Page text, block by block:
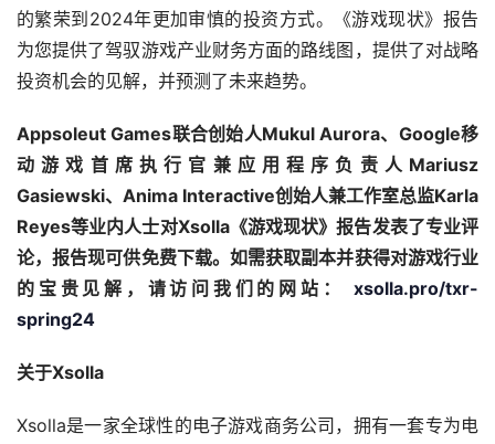
的繁荣到2024年更加审慎的投资方式。《游戏现状》报告
为您提供了驾驭游戏产业财务方面的路线图，提供了对战略
投资机会的见解，并预测了未来趋势。
Appsoleut Games联合创始人Mukul Aurora、Google移
动游戏首席执行官兼应用程序负责人Mariusz
Gasiewski、Anima Interactive创始人兼工作室总监Karla
Reyes等业内人士对Xsolla《游戏现状》报告发表了专业评
论，报告现可供免费下载。如需获取副本并获得对游戏行业
的宝贵见解，请访问我们的网站：
xsolla.pro/txr-
spring24
关于Xsolla
Xsolla是一家全球性的电子游戏商务公司，拥有一套专为电